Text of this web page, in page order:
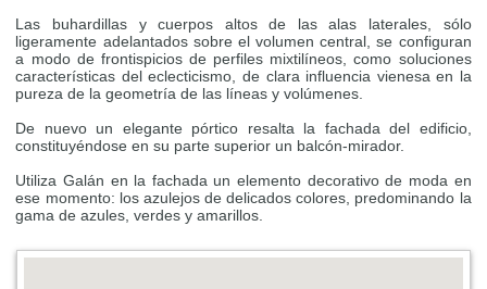
Las buhardillas y cuerpos altos de las alas laterales, sólo
ligeramente adelantados sobre el volumen central, se configuran
a modo de frontispicios de perfiles mixtilíneos, como soluciones
características del eclecticismo, de clara influencia vienesa en la
pureza de la geometría de las líneas y volúmenes.
De nuevo un elegante pórtico resalta la fachada del edificio,
constituyéndose en su parte superior un balcón-mirador.
Utiliza Galán en la fachada un elemento decorativo de moda en
ese momento: los azulejos de delicados colores, predominando la
gama de azules, verdes y amarillos.